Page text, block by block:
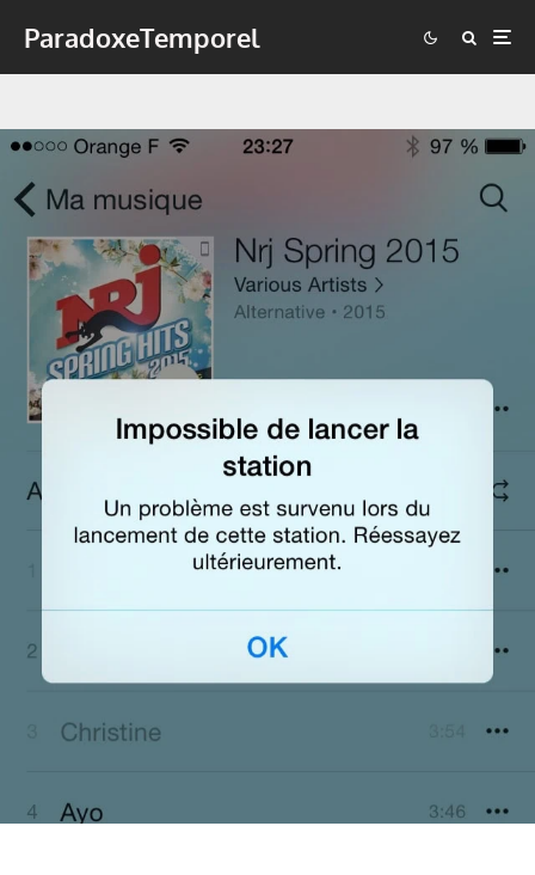
ParadoxeTemporel